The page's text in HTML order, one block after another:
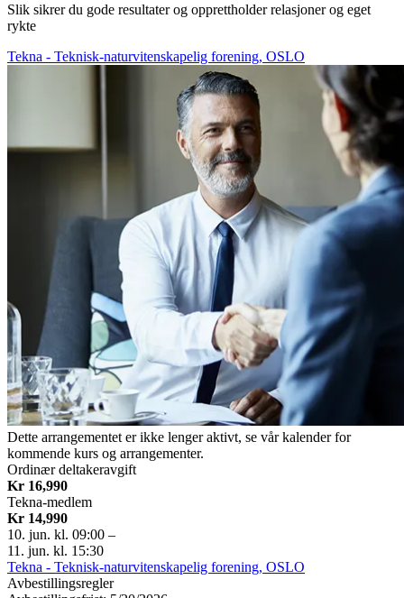
Slik sikrer du gode resultater og opprettholder relasjoner og eget
rykte
Tekna - Teknisk-naturvitenskapelig forening, OSLO
Dette arrangementet er ikke lenger aktivt, se vår kalender for
kommende kurs og arrangementer.
Ordinær deltakeravgift
Kr 16,990
Tekna-medlem
Kr 14,990
10. jun. kl. 09:00 –
11. jun. kl. 15:30
Tekna - Teknisk-naturvitenskapelig forening, OSLO
Avbestillingsregler